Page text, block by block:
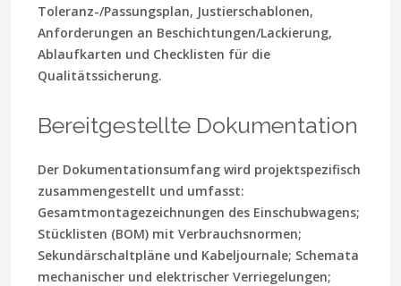
Toleranz-/Passungsplan, Justierschablonen,
Anforderungen an Beschichtungen/Lackierung,
Ablaufkarten und Checklisten für die
Qualitätssicherung.
Bereitgestellte Dokumentation
Der Dokumentationsumfang wird projektspezifisch
zusammengestellt und umfasst:
Gesamtmontagezeichnungen des Einschubwagens;
Stücklisten (BOM) mit Verbrauchsnormen;
Sekundärschaltpläne und Kabeljournale; Schemata
mechanischer und elektrischer Verriegelungen;